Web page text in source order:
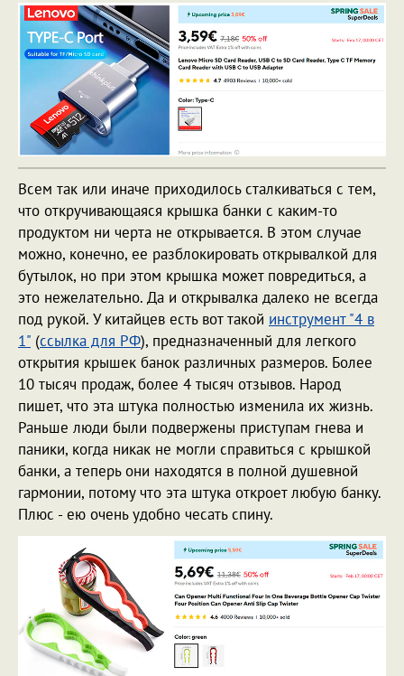
Всем так или иначе приходилось сталкиваться с тем,
что откручивающаяся крышка банки с каким-то
продуктом ни черта не открывается. В этом случае
можно, конечно, ее разблокировать открывалкой для
бутылок, но при этом крышка может повредиться, а
это нежелательно. Да и открывалка далеко не всегда
под рукой. У китайцев есть вот такой инструмент "4 в
1" (ссылка для РФ), предназначенный для легкого
открытия крышек банок различных размеров. Более
10 тысяч продаж, более 4 тысяч отзывов. Народ
пишет, что эта штука полностью изменила их жизнь.
Раньше люди были подвержены приступам гнева и
паники, когда никак не могли справиться с крышкой
банки, а теперь они находятся в полной душевной
гармонии, потому что эта штука откроет любую банку.
Плюс - ею очень удобно чесать спину.